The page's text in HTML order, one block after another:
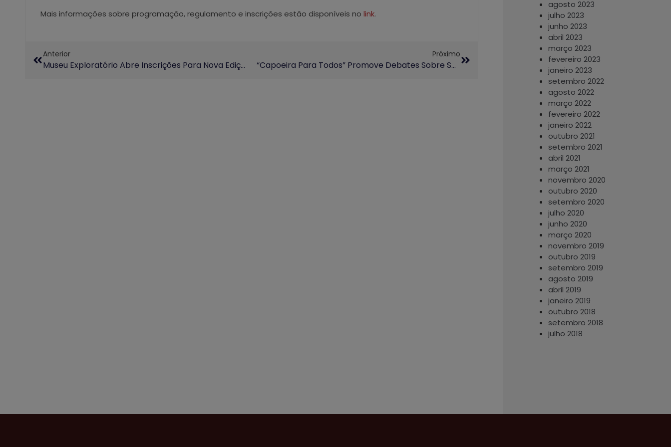
Mais informações sobre programação, regulamento e inscrições estão disponíveis no link.
Anterior
Museu Exploratório Abre Inscrições Para Nova Edição Do Cartas Exploratórias De Ciências
Próximo
“Capoeira Para Todos” Promove Debates Sobre Saúde, Cultura E Formação Na Unicamp
agosto 2023
julho 2023
junho 2023
abril 2023
março 2023
fevereiro 2023
janeiro 2023
setembro 2022
agosto 2022
março 2022
fevereiro 2022
janeiro 2022
outubro 2021
setembro 2021
abril 2021
março 2021
novembro 2020
outubro 2020
setembro 2020
julho 2020
junho 2020
março 2020
novembro 2019
outubro 2019
setembro 2019
agosto 2019
abril 2019
janeiro 2019
outubro 2018
setembro 2018
julho 2018